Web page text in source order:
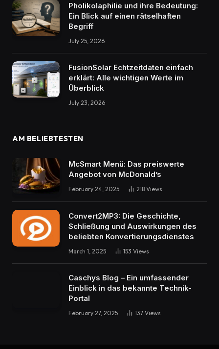
Pholikolaphilie und ihre Bedeutung:
Ein Blick auf einen rätselhaften
Begriff
July 25, 2026
FusionSolar Echtzeitdaten einfach
erklärt: Alle wichtigen Werte im
Überblick
July 23, 2026
AM BELIEBTESTEN
McSmart Menü: Das preiswerte
Angebot von McDonald’s
February 24, 2025 218 Views
Convert2MP3: Die Geschichte,
Schließung und Auswirkungen des
beliebten Konvertierungsdienstes
March 1, 2025 153 Views
Caschys Blog – Ein umfassender
Einblick in das bekannte Technik-
Portal
February 27, 2025 137 Views